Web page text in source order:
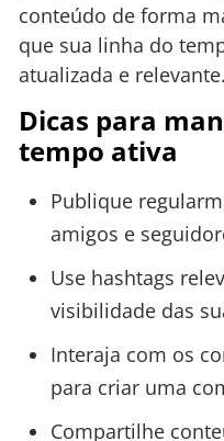
conteúdo de forma
que sua linha do
atualizada e relevante.
Dicas para
tempo ativa
Publique
amigos e
Use hashtags
visibilidade das
Interaja com os
para criar uma
Compartilhe